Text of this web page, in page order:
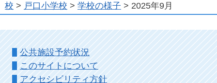
校 > 戸口小学校 > 学校の様子 > 2025年9月
公共施設予約状況
このサイトについて
アクセシビリティ方針